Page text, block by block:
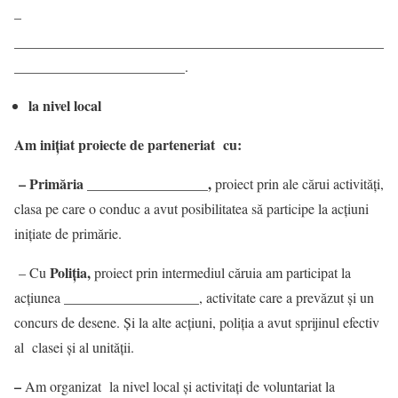
–
________________________.
la nivel local
Am inițiat proiecte de parteneriat cu:
– Primăria _________________,proiect prin ale cărui activități,
clasa pe care o conduc a avut posibilitatea să participe la acțiuni
iniţiate de primărie.
– CuPoliţia,proiect prin intermediul căruia am participat la
acţiunea
, activitate care a prevăzut și un
concurs de desene. Și la alte acţiuni, poliţia a avut sprijinul efectiv
al clasei și al unității.
–Am organizat la nivel local şi activitaţi de voluntariat la